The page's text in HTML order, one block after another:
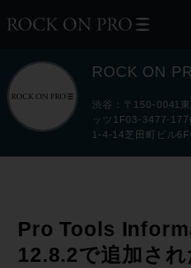
ROCK ON
渋谷：〒150-0041
ッツ1F03-3477-
1-4-14芝田町ビル
Pro Tools
12.8.2で追加さ